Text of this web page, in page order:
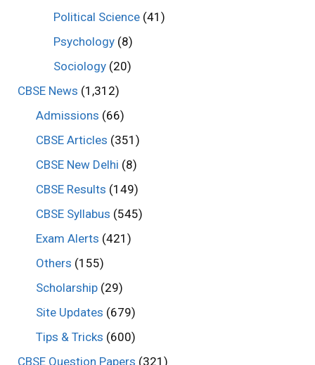
Political Science (41)
Psychology (8)
Sociology (20)
CBSE News (1,312)
Admissions (66)
CBSE Articles (351)
CBSE New Delhi (8)
CBSE Results (149)
CBSE Syllabus (545)
Exam Alerts (421)
Others (155)
Scholarship(29)
Site Updates (679)
Tips & Tricks (600)
CBSE Question Papers (321)